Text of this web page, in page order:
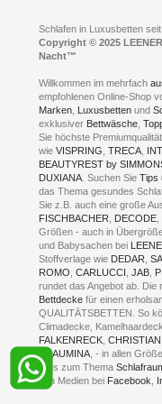
Jobs
Fotoalbum
Kontakt
Neuer Showroom
Kontakt via:
Kontakt via:eMail
mögliche Zeiten für
MO und DI
MI - FR 11 bis 17 Uhr
SA 11 bis 15 Uhr
RESERVIERUNG
+49 (0) 2331
+49 (0) 1633
Schlafen in Luxusbetten
Copyright © 2025
Nacht™
Willkommen im mehrfach
empfohlenen Online-Shop
Marken Luxusbetten und
exklusiver Bettwäsche ,
Sie höchste
wieVISPRING ,TRECA
BEAUTYREST by
DUXIANA . Suchen SieTips
das Thema gesundes
Sie z.B. auch eine große
FISCHBACHER
DECODE
Größen - auch in
und Babysachen bei
Stoffverlage wie DEDAR ,
ROMO ,CARLUCCI ,JAB
rundet das Angebot ab. Die
Bettdecke für einen
QUALITÄTSBETTEN. So
Climadecke,
FALKENRECK ,
TRAUMINA , - in allen
alles zum Thema
den Medien bei Facebook